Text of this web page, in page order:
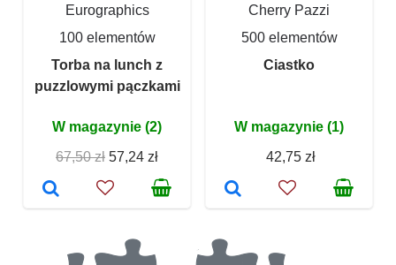
Eurographics
100 elementów
Torba na lunch z
puzzlowymi pączkami
W magazynie (2)
67,50 zł 57,24 zł
Cherry Pazzi
500 elementów
Ciastko
W magazynie (1)
42,75 zł